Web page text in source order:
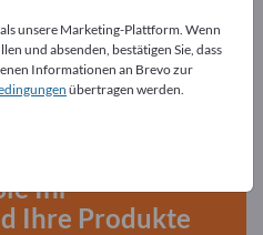
auf
Ihr
Ihre Produkte
unsere Marketing-Plattform. Wenn
und absenden, bestätigen Sie, dass
Informationen an Brevo zur
übertragen werden.